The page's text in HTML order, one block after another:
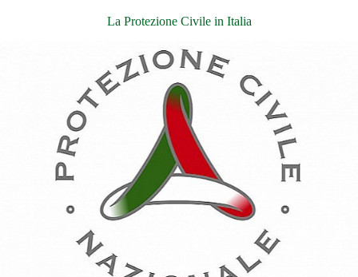
La Protezione Civile in Italia